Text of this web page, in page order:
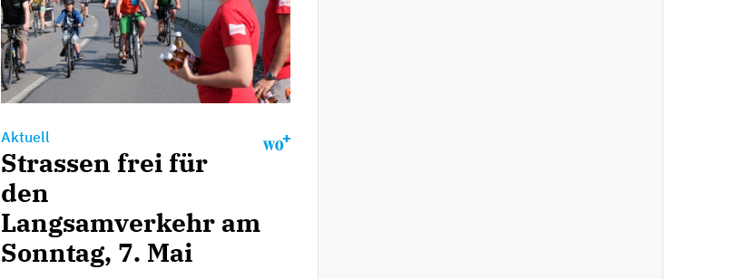
Aktuell
Strassen frei für
den
Langsamverkehr am
Sonntag, 7. Mai